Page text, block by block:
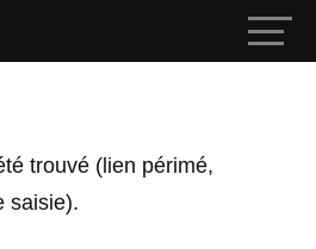
trouvé (lien périmé,
saisie).